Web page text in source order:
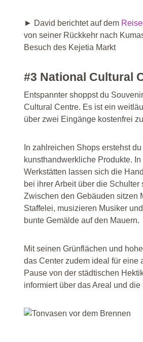
► David berichtet auf dem
von seiner Rückkehr nach
Besuch des Kejetia Markt
#3 National Cultural
Entspannter shoppst du
Cultural Centre. Es ist ein
über zwei Eingänge kostenfrei
In zahlreichen Shops erstehst du
kunsthandwerkliche Produkte. In
Werkstätten lassen sich die
bei ihrer Arbeit über die Schulter
Zwischen den Gebäuden sitzen
Staffelei, musizieren Musiker
bunte Gemälde auf den Mauern.
Mit seinen Grünflächen und
das Center zudem ideal für eine
Pause von der städtischen
informiert über das Areal und die